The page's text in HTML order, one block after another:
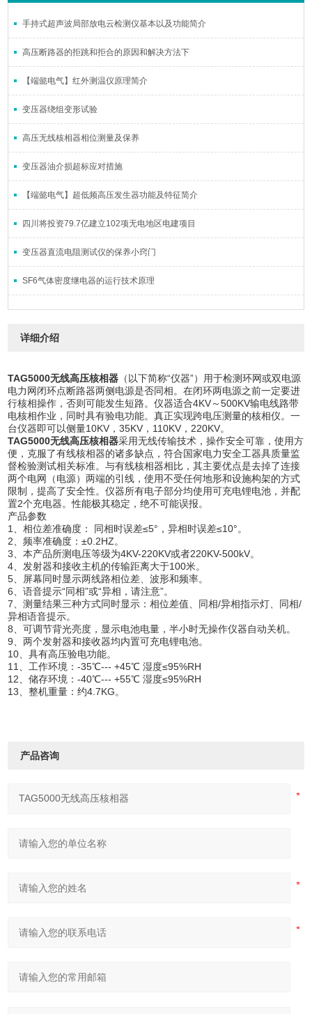
手持式超声波局部放电云检测仪基本以及功能简介
高压断路器的拒跳和拒合的原因和解决方法下
【端懿电气】红外测温仪原理简介
变压器绕组变形试验
高压无线核相器相位测量及保养
变压器油介损超标应对措施
【端懿电气】超低频高压发生器功能及特征简介
四川将投资79.7亿建立102项无电地区电建项目
变压器直流电阻测试仪的保养小窍门
SF6气体密度继电器的运行技术原理
详细介绍
TAG5000无线高压核相器 （以下简称“仪器”）用于检测环网或双电源
电力网闭环点断路器两侧电源是否同相。在闭环两电源之前一定要进
行核相操作，否则可能发生短路。仪器适合4KV～500KV输电线路带
电核相作业，同时具有验电功能。真正实现跨电压测量的核相仪。一
台仪器即可以侧量10KV，35KV，110KV，220KV。
TAG5000无线高压核相器采用无线传输技术，操作安全可靠，使用方
便，克服了有线核相器的诸多缺点，符合国家电力安全工器具质量监
督检验测试相关标准。与有线核相器相比，其主要优点是去掉了连接
两个电网（电源）两端的引线，使用不受任何地形和设施构架的方式
限制，提高了安全性。仪器所有电子部分均使用可充电锂电池，并配
置2个充电器。性能极其稳定，绝不可能误报。
产品参数
1、相位差准确度： 同相时误差≤5°，异相时误差≤10°。
2、频率准确度：±0.2HZ。
3、本产品所测电压等级为4KV-220KV或者220KV-500kV。
4、发射器和接收主机的传输距离大于100米。
5、屏幕同时显示两线路相位差、波形和频率。
6、语音提示“同相”或“异相，请注意”。
7、测量结果三种方式同时显示：相位差值、同相/异相指示灯、同相/
异相语音提示。
8、可调节背光亮度，显示电池电量，半小时无操作仪器自动关机。
9、两个发射器和接收器均内置可充电锂电池。
10、具有高压验电功能。
11、工作环境：-35℃--- +45℃ 湿度≤95%RH
12、储存环境：-40℃--- +55℃ 湿度≤95%RH
13、整机重量：约4.7KG。
产品咨询